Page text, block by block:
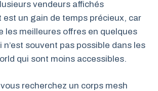
vendeurs affichés
est un gain de temps précieux, car
les meilleures offres en quelques
n’est souvent pas possible dans les
qui sont moins accessibles.
recherchez un corps mesh